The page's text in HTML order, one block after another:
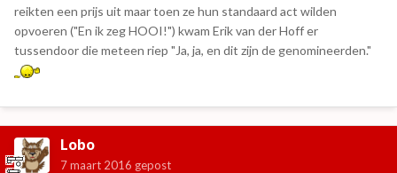
reikten een prijs uit maar toen ze hun standaard act wilden
opvoeren ("En ik zeg HOOI!") kwam Erik van der Hoff er
tussendoor die meteen riep "Ja, ja, en dit zijn de genomineerden."
Lobo
7 maart 2016 gepost